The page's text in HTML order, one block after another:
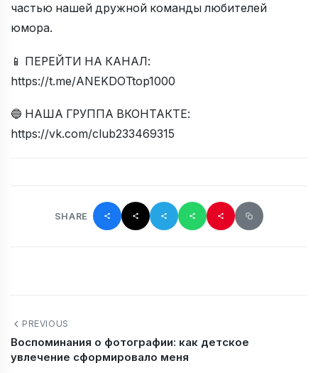
частью нашей дружной команды любителей
юмора.
📱 ПЕРЕЙТИ НА КАНАЛ:
https://t.me/ANEKDOTtop1000
🔵 НАША ГРУППА ВКОНТАКТЕ:
https://vk.com/club233469315
SHARE
PREVIOUS
Воспоминания о фотографии: как детское
увлечение сформировало меня